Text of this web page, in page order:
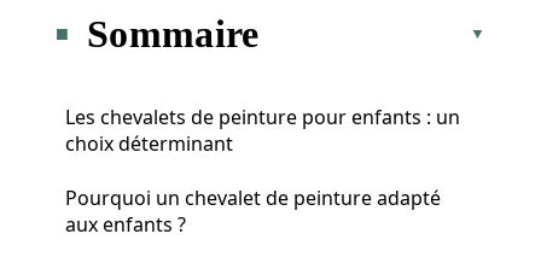
Sommaire
Les chevalets de peinture pour enfants : un
choix déterminant
Pourquoi un chevalet de peinture adapté
aux enfants ?